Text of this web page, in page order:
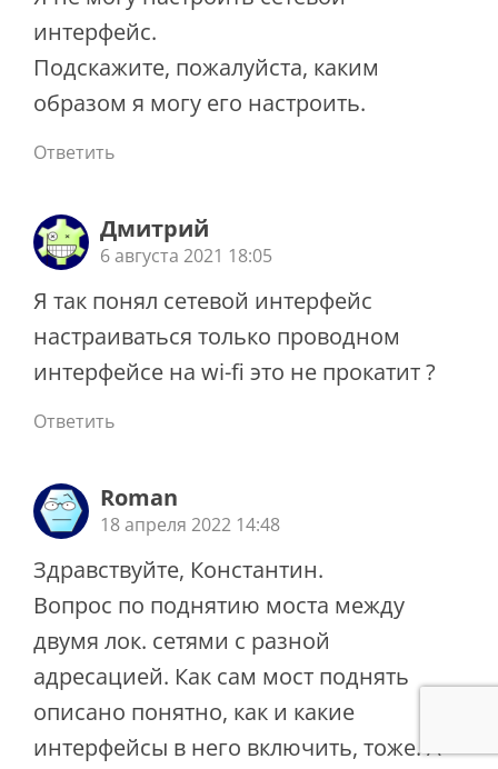
интерфейс.
Подскажите, пожалуйста, каким
образом я могу его настроить.
Ответить
Дмитрий
6 августа 2021 18:05
Я так понял сетевой интерфейс
настраиваться только проводном
интерфейсе на wi-fi это не прокатит ?
Ответить
Roman
18 апреля 2022 14:48
Здравствуйте, Константин.
Вопрос по поднятию моста между
двумя лок. сетями с разной
адресацией. Как сам мост поднять
описано понятно, как и какие
интерфейсы в него включить, тоже. А